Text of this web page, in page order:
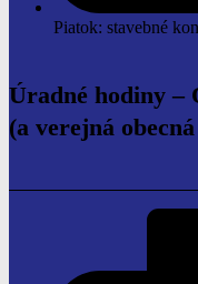
Piatok: stavebné
Úradné hodiny –
(a verejná